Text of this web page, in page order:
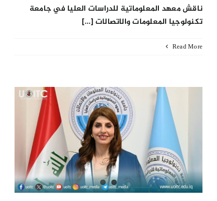
ناقش معهد المعلوماتية للدراسات العليا في جامعة
تكنولوجيا المعلومات والاتصالات [...]
Read More